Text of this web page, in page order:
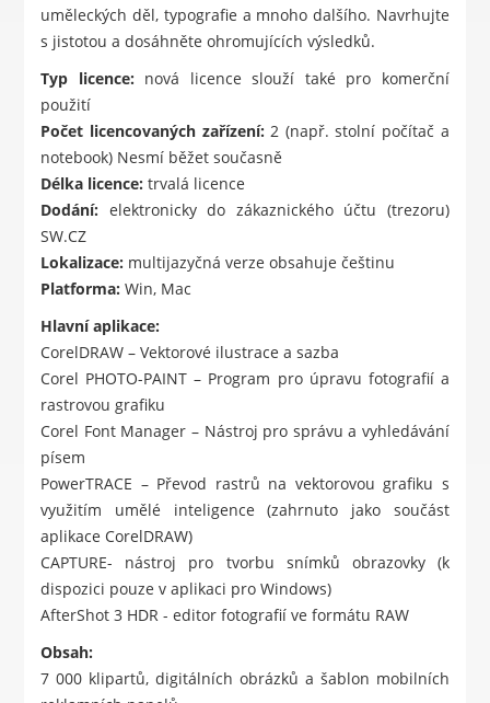
uměleckých děl, typografie a mnoho dalšího. Navrhujte
s jistotou a dosáhněte ohromujících výsledků.
Typ licence: nová licence slouží také pro komerční
použití
Počet licencovaných zařízení: 2 (např. stolní počítač a
notebook) Nesmí běžet současně
Délka licence: trvalá licence
Dodání: elektronicky do zákaznického účtu (trezoru)
SW.CZ
Lokalizace: multijazyčná verze obsahuje češtinu
Platforma: Win, Mac
Hlavní aplikace:
CorelDRAW – Vektorové ilustrace a sazba
Corel PHOTO-PAINT – Program pro úpravu fotografií a
rastrovou grafiku
Corel Font Manager – Nástroj pro správu a vyhledávání
písem
PowerTRACE – Převod rastrů na vektorovou grafiku s
využitím umělé inteligence (zahrnuto jako součást
aplikace CorelDRAW)
CAPTURE- nástroj pro tvorbu snímků obrazovky (k
dispozici pouze v aplikaci pro Windows)
AfterShot 3 HDR - editor fotografií ve formátu RAW
Obsah:
7 000 klipartů, digitálních obrázků a šablon mobilních